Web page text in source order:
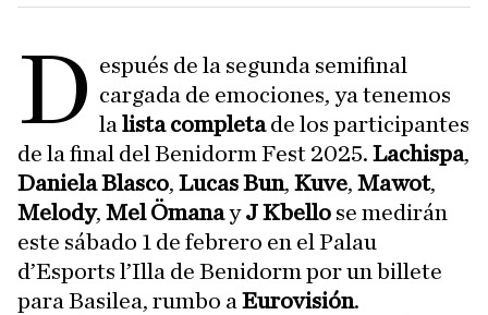
D espués de la segunda semifinal
cargada de emociones, ya tenemos
lalista completade los participantes
de la final del Benidorm Fest 2025. Lachispa,
Daniela Blasco, Lucas Bun, Kuve, Mawot,
Melody, Mel ÖmanayJ Kbello se medirán
este sábado 1 de febrero en el Palau
d’Esports l’Illa de Benidorm por un billete
para Basilea, rumbo a Eurovisión.